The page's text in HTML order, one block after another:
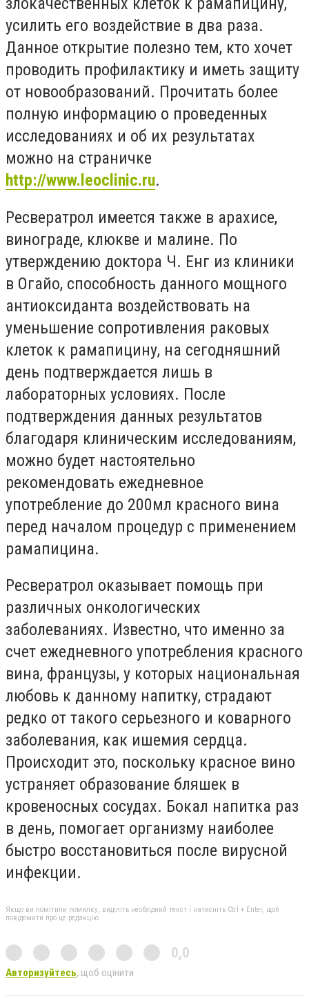
усилить его воздействие в два раза.
Данное открытие полезно тем, кто хочет
проводить профилактику и иметь защиту
от новообразований. Прочитать более
полную информацию о проведенных
исследованиях и об их результатах
можно на страничке
http://www.leoclinic.ru.
Ресвератрол имеется также в арахисе,
винограде, клюкве и малине. По
утверждению доктора Ч. Енг из клиники
в Огайо, способность данного мощного
антиоксиданта воздействовать на
уменьшение сопротивления раковых
клеток к рамапицину, на сегодняшний
день подтверждается лишь в
лабораторных условиях. После
подтверждения данных результатов
благодаря клиническим исследованиям,
можно будет настоятельно
рекомендовать ежедневное
употребление до 200мл красного вина
перед началом процедур с применением
рамапицина.
Ресвератрол оказывает помощь при
различных онкологических
заболеваниях. Известно, что именно за
счет ежедневного употребления красного
вина, французы, у которых национальная
любовь к данному напитку, страдают
редко от такого серьезного и коварного
заболевания, как ишемия сердца.
Происходит это, поскольку красное вино
устраняет образование бляшек в
кровеносных сосудах. Бокал напитка раз
в день, помогает организму наиболее
быстро восстановиться после вирусной
инфекции.
Якщо ви помітили помилку, виділіть необхідний текст і натисніть Ctrl + Enter, щоб
повідомити про це редакцію
0,0
Авторизуйтесь, щоб оцінити